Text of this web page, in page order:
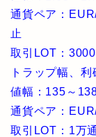
通貨ペア：
止
取引LOT：
トラップ幅、
値幅：135～
通貨ペア：
取引LOT：1万